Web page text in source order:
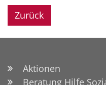
Zurück
Aktionen
Beratung Hilfe